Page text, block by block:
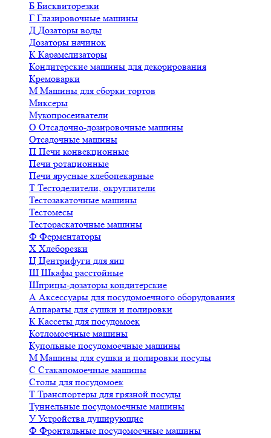
Б Бисквиторезки
Г Глазировочные машины
Д Дозаторы воды
Дозаторы начинок
К Карамелизаторы
Кондитерские машины для декорирования
Кремоварки
М Машины для сборки тортов
Миксеры
Мукопросеиватели
О Отсадочно-дозировочные машины
Отсадочные машины
П Печи конвекционные
Печи ротационные
Печи ярусные хлебопекарные
Т Тестоделители, округлители
Тестозакаточные машины
Тестомесы
Тестораскаточные машины
Ф Ферментаторы
Х Хлеборезки
Ц Центрифуги для яиц
Ш Шкафы расстойные
Шприцы-дозаторы кондитерские
А Аксессуары для посудомоечного оборудования
Аппараты для сушки и полировки
К Кассеты для посудомоек
Котломоечные машины
Купольные посудомоечные машины
М Машины для сушки и полировки посуды
С Стаканомоечные машины
Столы для посудомоек
Т Транспортеры для грязной посуды
Туннельные посудомоечные машины
У Устройства душирующие
Ф Фронтальные посудомоечные машины